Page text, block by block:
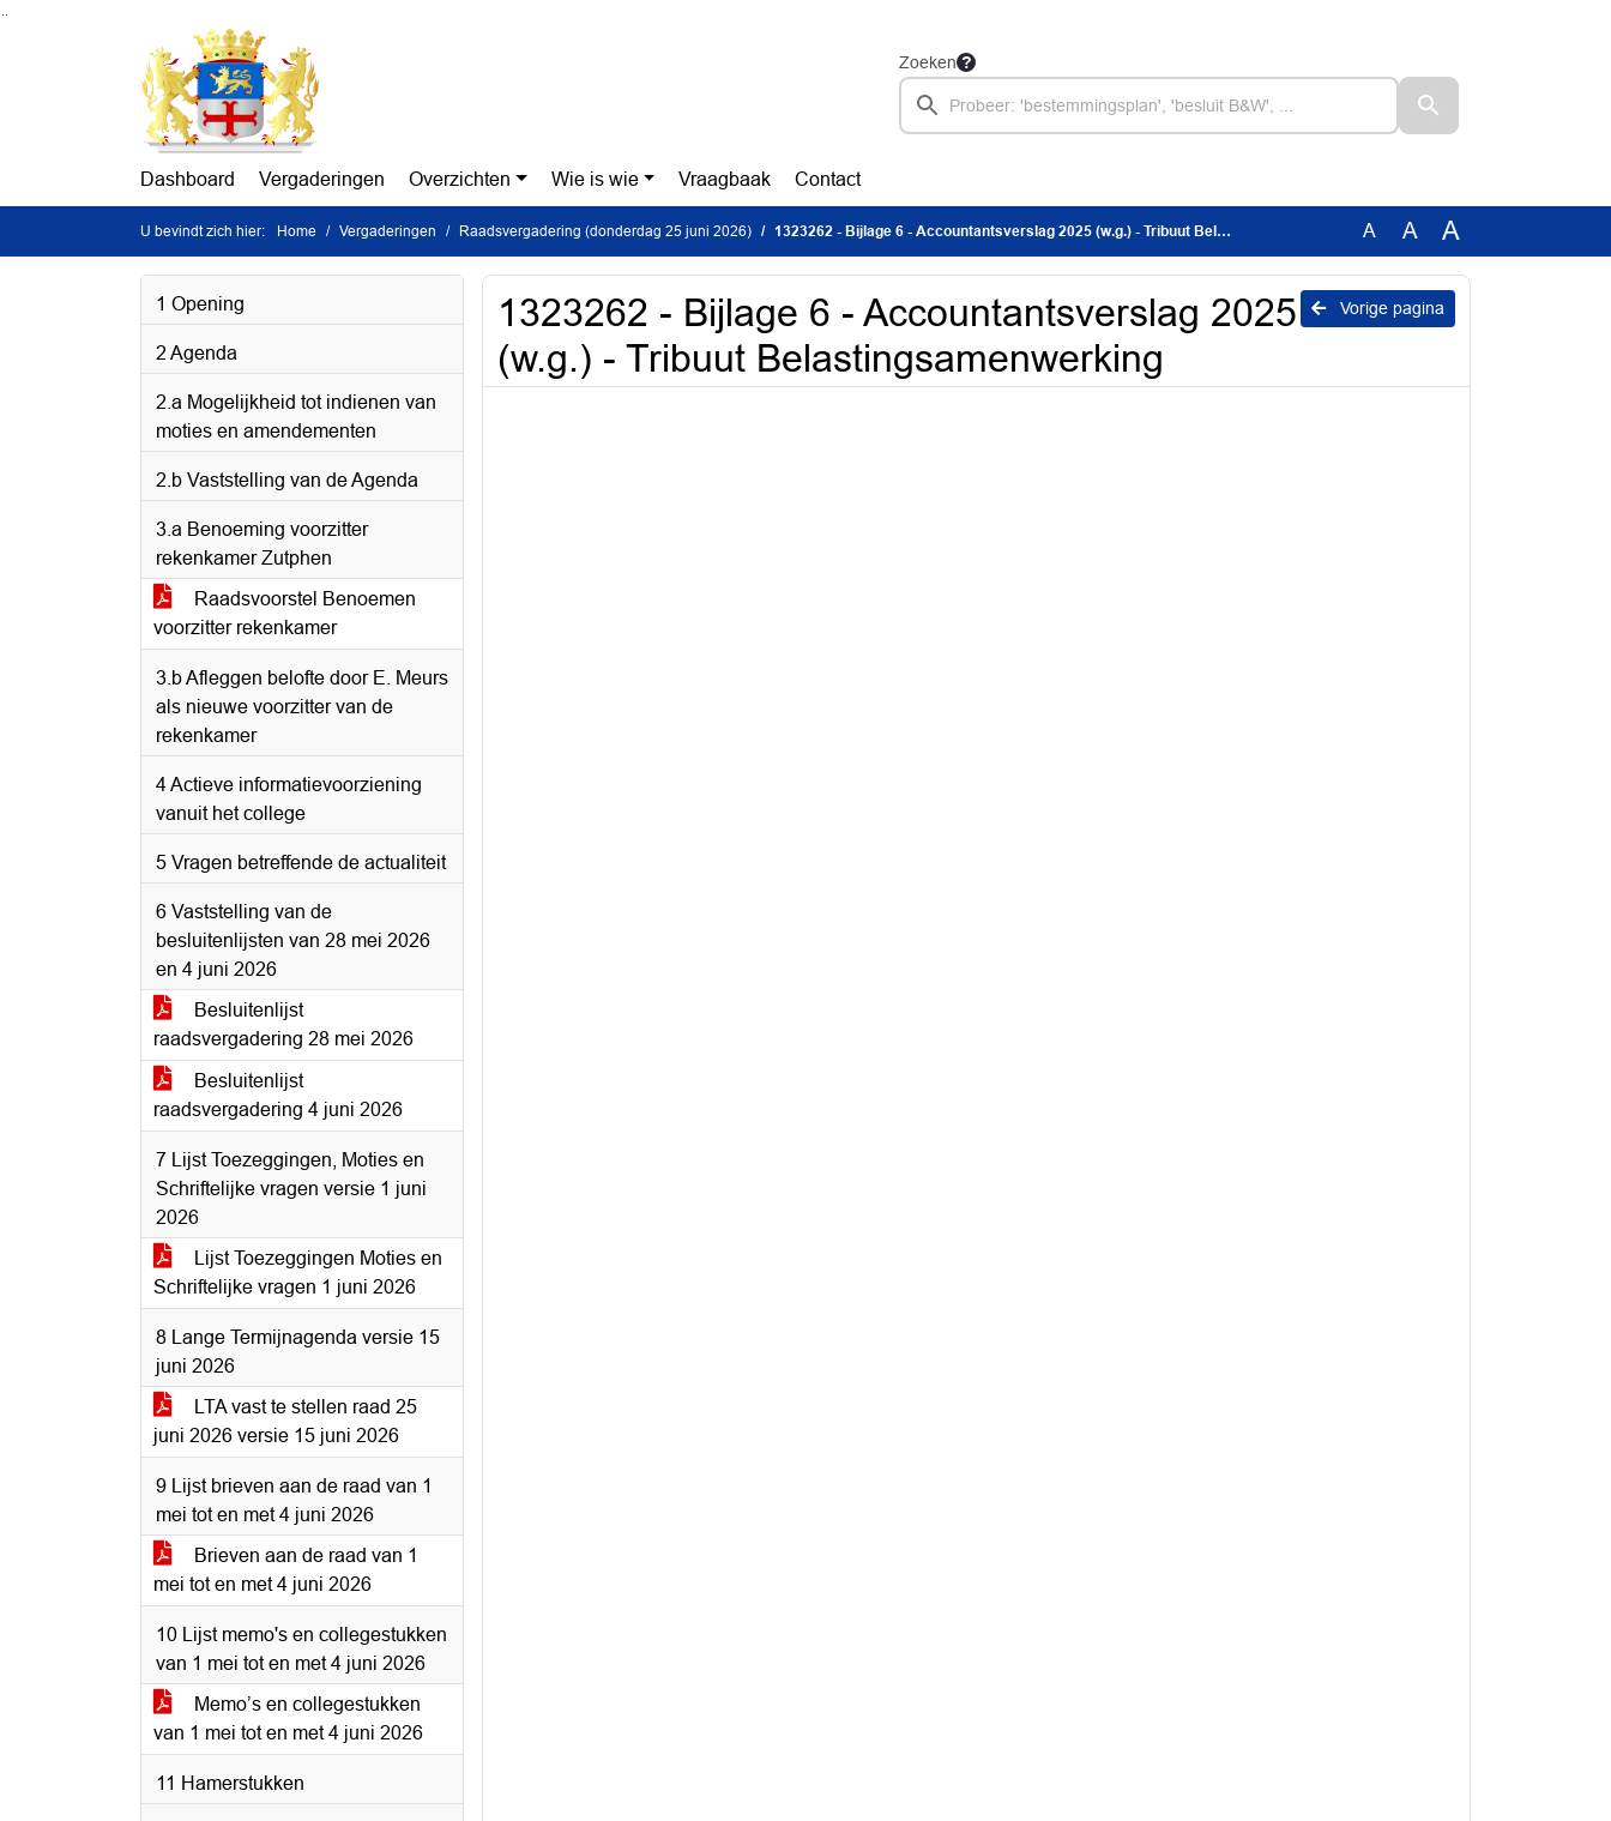
Ga naar de inhoud van deze pagina
Zoeken
Dashboard Vergaderingen Overzichten Wie is wie Vraagbaak Contact
U bevindt zich hier: Home Vergaderingen Raadsvergadering (donderdag 25 juni 2026) 1323262 - Bijlage 6 - Accountantsverslag 2025 (w.g.) - Tribuut Belastingsamenwerking A A A
1 Opening
2 Agenda
2.a Mogelijkheid tot indienen van
moties en amendementen
2.b Vaststelling van de Agenda
3.a Benoeming voorzitter
rekenkamer Zutphen
Raadsvoorstel Benoemen
voorzitter rekenkamer
3.b Afleggen belofte door E. Meurs
als nieuwe voorzitter van de
rekenkamer
4 Actieve informatievoorziening
vanuit het college
5 Vragen betreffende de actualiteit
6 Vaststelling van de
besluitenlijsten van 28 mei 2026
en 4 juni 2026
Besluitenlijst
raadsvergadering 28 mei 2026
Besluitenlijst
raadsvergadering 4 juni 2026
7 Lijst Toezeggingen, Moties en
Schriftelijke vragen versie 1 juni
2026
Lijst Toezeggingen Moties en
Schriftelijke vragen 1 juni 2026
8 Lange Termijnagenda versie 15
juni 2026
LTA vast te stellen raad 25
juni 2026 versie 15 juni 2026
9 Lijst brieven aan de raad van 1
mei tot en met 4 juni 2026
Brieven aan de raad van 1
mei tot en met 4 juni 2026
10 Lijst memo's en collegestukken
van 1 mei tot en met 4 juni 2026
Memo’s en collegestukken
van 1 mei tot en met 4 juni 2026
11 Hamerstukken
Vorige pagina
1323262 - Bijlage 6 - Accountantsverslag 2025
(w.g.) - Tribuut Belastingsamenwerking